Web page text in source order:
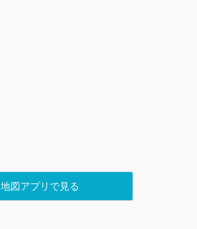
地図アプリで見る